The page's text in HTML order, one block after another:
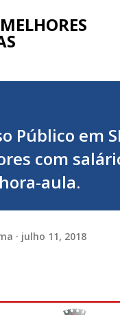
Pular para o conteúdo
Público em
com
aula.
julho 11, 2018